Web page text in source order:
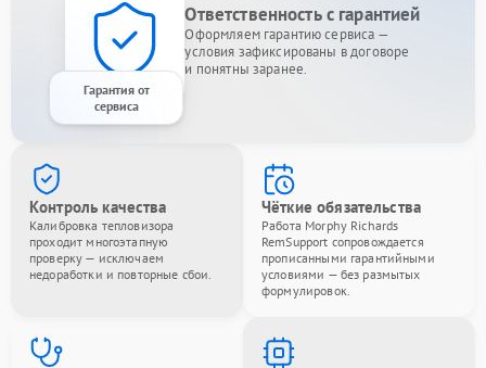
Гарантия от
сервиса
Ответственность с гарантией
Оформляем гарантию сервиса —
условия зафиксированы в договоре
и понятны заранее.
Контроль качества
Калибровка тепловизора
проходит многоэтапную
проверку — исключаем
недоработки и повторные сбои.
Чёткие обязательства
Работа Morphy Richards
RemSupport сопровождается
прописанными гарантийными
условиями — без размытых
формулировок.